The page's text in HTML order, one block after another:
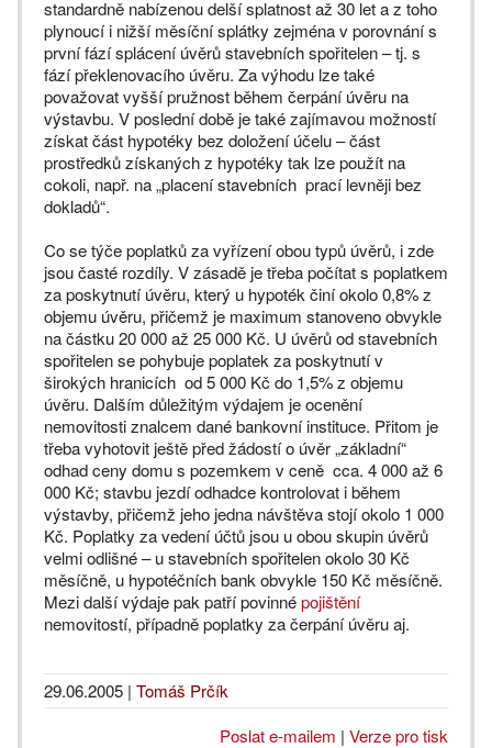
standardně nabízenou delší splatnost až 30 let a z toho
plynoucí i nižší měsíční splátky zejména v porovnání s
první fází splácení úvěrů stavebních spořitelen – tj. s
fází překlenovacího úvěru. Za výhodu lze také
považovat vyšší pružnost během čerpání úvěru na
výstavbu. V poslední době je také zajímavou možností
získat část hypotéky bez doložení účelu – část
prostředků získaných z hypotéky tak lze použít na
cokoli, např. na „placení stavebních prací levněji bez
dokladů“.
Co se týče poplatků za vyřízení obou typů úvěrů, i zde
jsou časté rozdíly. V zásadě je třeba počítat s poplatkem
za poskytnutí úvěru, který u hypoték činí okolo 0,8% z
objemu úvěru, přičemž je maximum stanoveno obvykle
na částku 20 000 až 25 000 Kč. U úvěrů od stavebních
spořitelen se pohybuje poplatek za poskytnutí v
širokých hranicích od 5 000 Kč do 1,5% z objemu
úvěru. Dalším důležitým výdajem je ocenění
nemovitosti znalcem dané bankovní instituce. Přitom je
třeba vyhotovit ještě před žádostí o úvěr „základní“
odhad ceny domu s pozemkem v ceně cca. 4 000 až 6
000 Kč; stavbu jezdí odhadce kontrolovat i během
výstavby, přičemž jeho jedna návštěva stojí okolo 1 000
Kč. Poplatky za vedení účtů jsou u obou skupin úvěrů
velmi odlišné – u stavebních spořitelen okolo 30 Kč
měsíčně, u hypotéčních bank obvykle 150 Kč měsíčně.
Mezi další výdaje pak patří povinnépojištění
nemovitostí, případně poplatky za čerpání úvěru aj.
29.06.2005 | Tomáš Prčík
Poslat e-mailem | Verze pro tisk